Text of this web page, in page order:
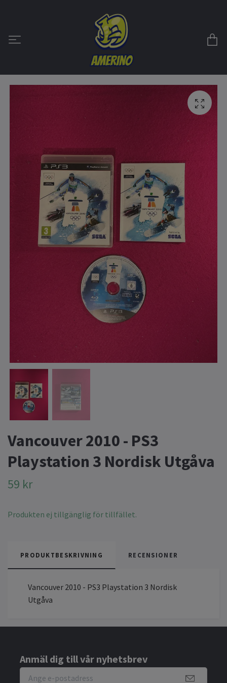
Vancouver 2010 - PS3
Playstation 3 Nordisk Utgåva
59 kr
Produkten ej tillgänglig för tillfället.
PRODUKTBESKRIVNING RECENSIONER
Vancouver 2010 - PS3 Playstation 3 Nordisk
Utgåva
Anmäl dig till vår nyhetsbrev